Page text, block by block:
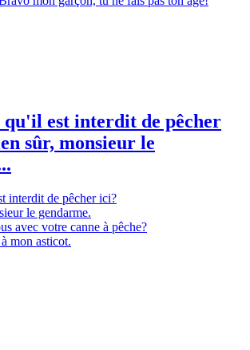
qu'il est interdit de pêcher
sûr, monsieur le
interdit de pêcher ici?
le gendarme.
avec votre canne à pêche?
mon asticot.